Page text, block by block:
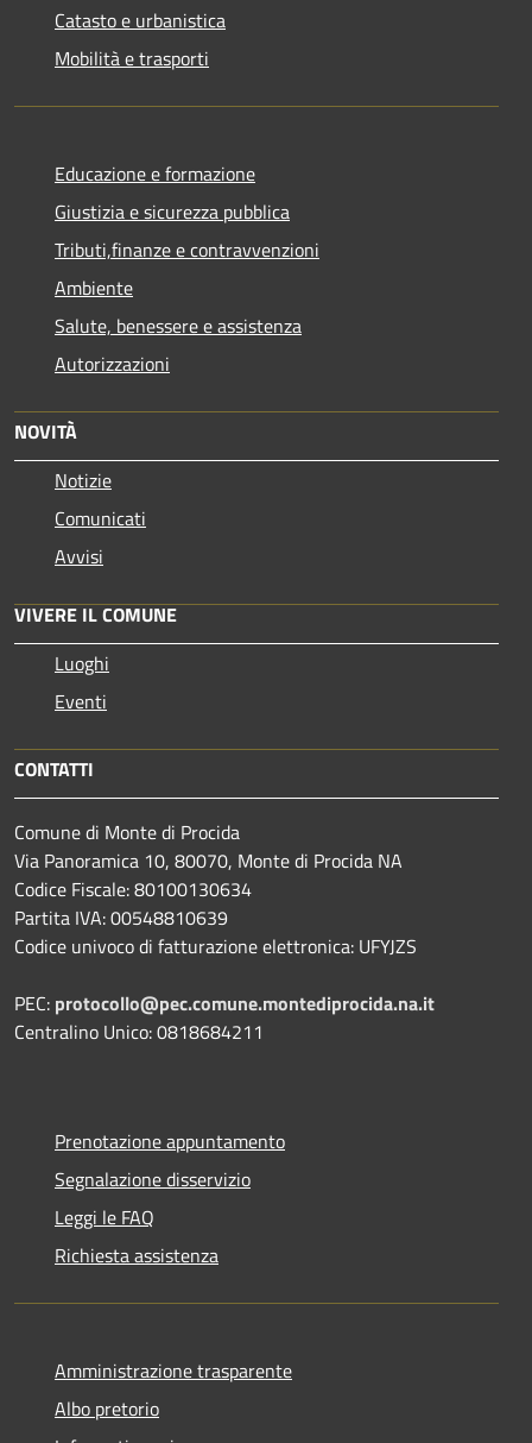
Catasto e urbanistica
Mobilità e trasporti
Educazione e formazione
Giustizia e sicurezza pubblica
Tributi,finanze e contravvenzioni
Ambiente
Salute, benessere e assistenza
Autorizzazioni
NOVITÀ
Notizie
Comunicati
Avvisi
VIVERE IL COMUNE
Luoghi
Eventi
CONTATTI
Comune di Monte di Procida
Via Panoramica 10, 80070, Monte di Procida NA
Codice Fiscale: 80100130634
Partita IVA: 00548810639
Codice univoco di fatturazione elettronica: UFYJZS
PEC: protocollo@pec.comune.montediprocida.na.it
Centralino Unico:0818684211
Prenotazione appuntamento
Segnalazione disservizio
Leggi le FAQ
Richiesta assistenza
Amministrazione trasparente
Albo pretorio